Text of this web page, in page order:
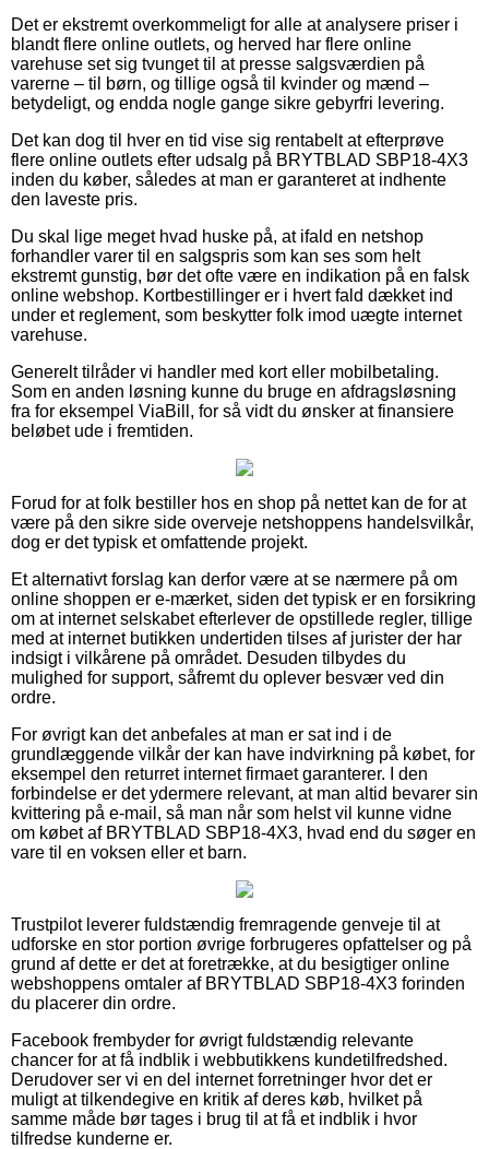
Det er ekstremt overkommeligt for alle at analysere priser i
blandt flere online outlets, og herved har flere online
varehuse set sig tvunget til at presse salgsværdien på
varerne – til børn, og tillige også til kvinder og mænd –
betydeligt, og endda nogle gange sikre gebyrfri levering.
Det kan dog til hver en tid vise sig rentabelt at efterprøve
flere online outlets efter udsalg på BRYTBLAD SBP18-4X3
inden du køber, således at man er garanteret at indhente
den laveste pris.
Du skal lige meget hvad huske på, at ifald en netshop
forhandler varer til en salgspris som kan ses som helt
ekstremt gunstig, bør det ofte være en indikation på en falsk
online webshop. Kortbestillinger er i hvert fald dækket ind
under et reglement, som beskytter folk imod uægte internet
varehuse.
Generelt tilråder vi handler med kort eller mobilbetaling.
Som en anden løsning kunne du bruge en afdragsløsning
fra for eksempel ViaBill, for så vidt du ønsker at finansiere
beløbet ude i fremtiden.
Forud for at folk bestiller hos en shop på nettet kan de for at
være på den sikre side overveje netshoppens handelsvilkår,
dog er det typisk et omfattende projekt.
Et alternativt forslag kan derfor være at se nærmere på om
online shoppen er e-mærket, siden det typisk er en forsikring
om at internet selskabet efterlever de opstillede regler, tillige
med at internet butikken undertiden tilses af jurister der har
indsigt i vilkårene på området. Desuden tilbydes du
mulighed for support, såfremt du oplever besvær ved din
ordre.
For øvrigt kan det anbefales at man er sat ind i de
grundlæggende vilkår der kan have indvirkning på købet, for
eksempel den returret internet firmaet garanterer. I den
forbindelse er det ydermere relevant, at man altid bevarer sin
kvittering på e-mail, så man når som helst vil kunne vidne
om købet af BRYTBLAD SBP18-4X3, hvad end du søger en
vare til en voksen eller et barn.
Trustpilot leverer fuldstændig fremragende genveje til at
udforske en stor portion øvrige forbrugeres opfattelser og på
grund af dette er det at foretrække, at du besigtiger online
webshoppens omtaler af BRYTBLAD SBP18-4X3 forinden
du placerer din ordre.
Facebook frembyder for øvrigt fuldstændig relevante
chancer for at få indblik i webbutikkens kundetilfredshed.
Derudover ser vi en del internet forretninger hvor det er
muligt at tilkendegive en kritik af deres køb, hvilket på
samme måde bør tages i brug til at få et indblik i hvor
tilfredse kunderne er.